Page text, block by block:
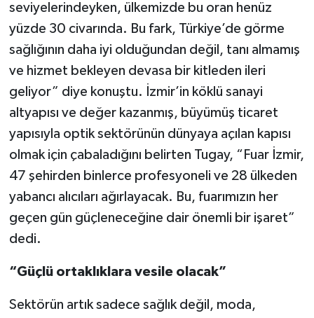
seviyelerindeyken, ülkemizde bu oran henüz
yüzde 30 civarında. Bu fark, Türkiye’de görme
sağlığının daha iyi olduğundan değil, tanı almamış
ve hizmet bekleyen devasa bir kitleden ileri
geliyor” diye konuştu. İzmir’in köklü sanayi
altyapısı ve değer kazanmış, büyümüş ticaret
yapısıyla optik sektörünün dünyaya açılan kapısı
olmak için çabaladığını belirten Tugay, “Fuar İzmir,
47 şehirden binlerce profesyoneli ve 28 ülkeden
yabancı alıcıları ağırlayacak. Bu, fuarımızın her
geçen gün güçleneceğine dair önemli bir işaret”
dedi.
“Güçlü ortaklıklara vesile olacak”
Sektörün artık sadece sağlık değil, moda,